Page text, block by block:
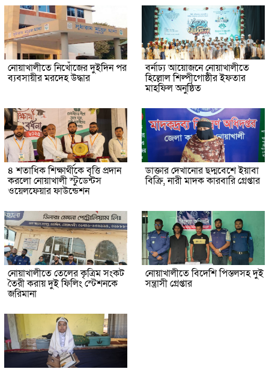
নোয়াখালীতে নিখোঁজের দুইদিন পর
ব্যবসায়ীর মরদেহ উদ্ধার
বর্নাঢ্য আয়োজনে নোয়াখালীতে
হিল্লোল শিল্পীগোষ্ঠীর ইফতার
মাহফিল অনুষ্ঠিত
৪ শতাধিক শিক্ষার্থীকে বৃত্তি প্রদান
করলো নোয়াখালী স্টুডেন্টস
ওয়েলফেয়ার ফাউন্ডেশন
ডাক্তার দেখানোর ছদ্মবেশে ইয়াবা
বিক্রি, নারী মাদক কারবারি গ্রেপ্তার
নোয়াখালীতে তেলের কৃত্রিম সংকট
তৈরী করায় দুই ফিলিং স্টেশনকে
জরিমানা
নোয়াখালীতে বিদেশি পিস্তলসহ দুই
সন্ত্রাসী গ্রেপ্তার